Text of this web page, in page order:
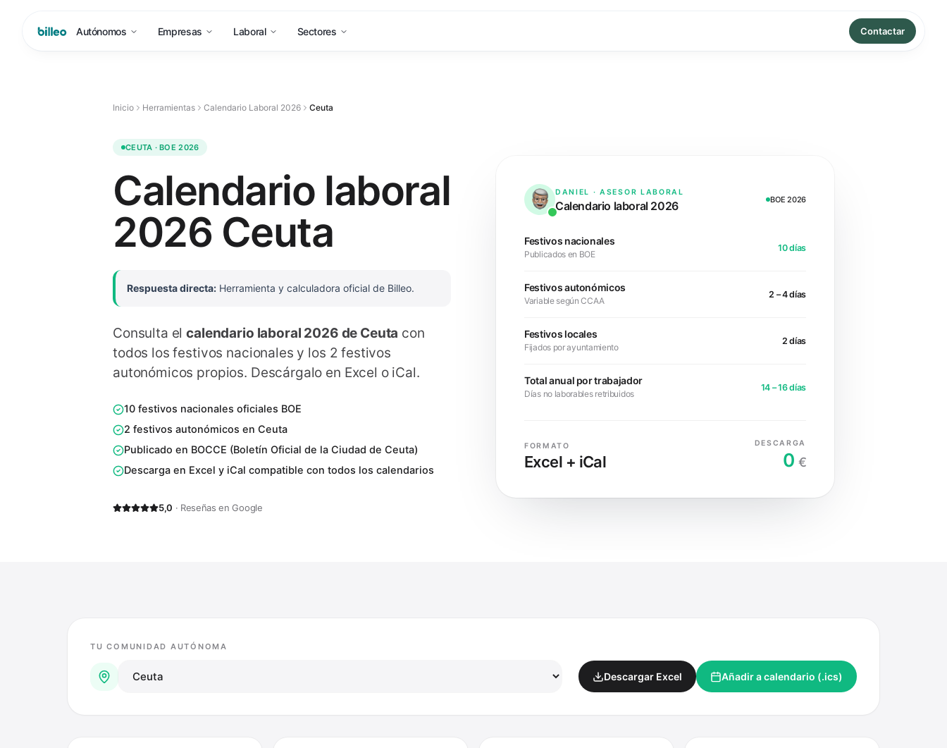
Autónomos Empresas Laboral Sectores Contactar
Inicio Herramientas Calendario Laboral 2026 Ceuta
CEUTA · BOE 2026
Calendario laboral
2026 Ceuta
Respuesta directa: Herramienta y calculadora oficial de Billeo.
Consulta elcalendario laboral 2026 de Ceuta con
todos los festivos nacionales y los 2 festivos
autonómicos propios. Descárgalo en Excel o iCal.
10 festivos nacionales oficiales BOE
2 festivos autonómicos en Ceuta
Publicado en BOCCE (Boletín Oficial de la Ciudad de Ceuta)
Descarga en Excel y iCal compatible con todos los calendarios
5,0 · Reseñas en Google
DANIEL · ASESOR LABORAL
Calendario laboral 2026 BOE 2026
Festivos nacionales
Publicados en BOE
10 días
Festivos autonómicos
Variable según CCAA
2 – 4 días
Festivos locales
Fijados por ayuntamiento
2 días
Total anual por trabajador
Días no laborables retribuidos
14 – 16 días
FORMATO
Excel + iCal
DESCARGA
0 €
TU COMUNIDAD AUTÓNOMA
Descargar Excel Añadir a calendario (.ics)